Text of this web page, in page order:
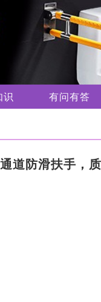
识 有问有答
道防滑扶手，